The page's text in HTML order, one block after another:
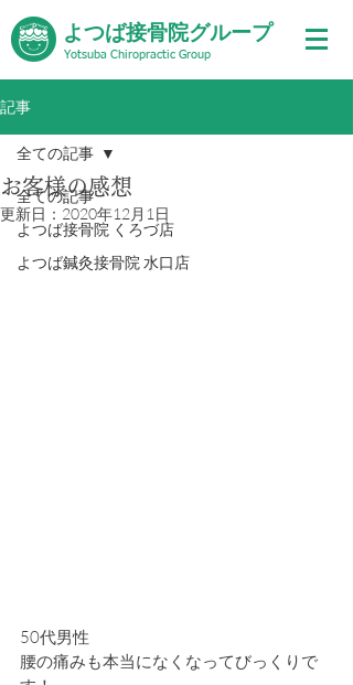
よつば接骨院グループ
Yotsuba Chiropractic Group
記事
全ての記事
よつば接骨院 くろづ店
よつば鍼灸接骨院 水口店
全ての記事
お客様の感想
更新日： 2020年12月1日
50代男性
腰の痛みも本当になくなってびっくりで